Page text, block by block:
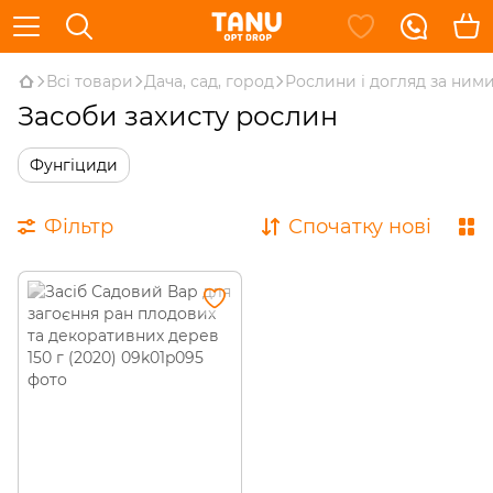
Всі товари Дача, сад, город Рослини і догляд за
Засоби захисту рослин
Фунгіциди
Фільтр Спочатку нові